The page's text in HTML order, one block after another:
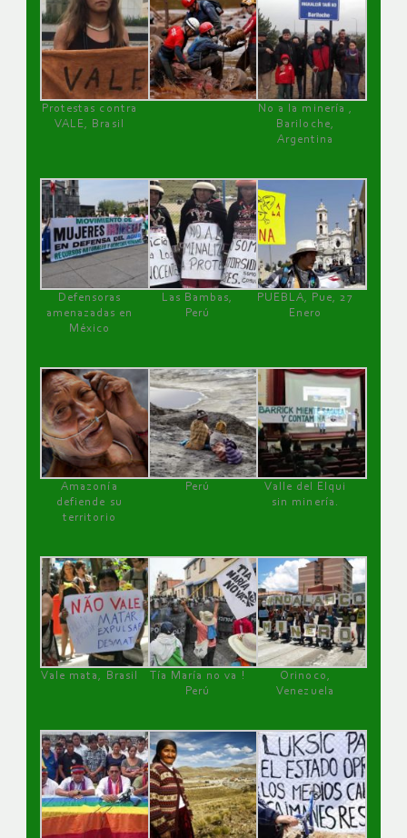
Protestas contra
VALE, Brasil
No a la minería ,
Bariloche,
Argentina
Defensoras
amenazadas en
México
Las Bambas,
Perú
PUEBLA, Pue, 27
Enero
Amazonía
defiende su
territorio
Perú
Valle del Elqui
sin minería.
Vale mata, Brasil
Tía María no va !
Perú
Orinoco,
Venezuela